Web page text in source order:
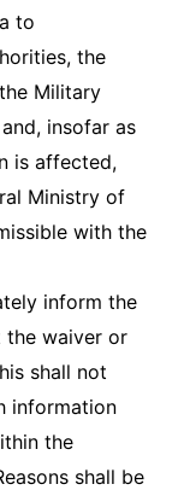
to
the
Military
insofar as
is affected,
Ministry of
with the
inform the
waiver or
shall not
information
the
shall be